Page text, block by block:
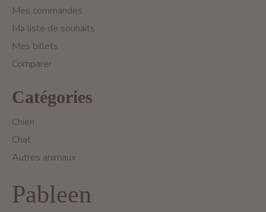
Mes commandes
Ma liste de souhaits
Mes billets
Comparer
Catégories
Chien
Chat
Autres animaux
Pableen